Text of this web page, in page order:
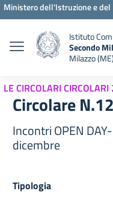
Ministero dell'Istruzione e
Istituto
Secondo
Milazzo (ME)
LE CIRCOLARI
Circolare
Incontri OPEN
dicembre
Tipologia